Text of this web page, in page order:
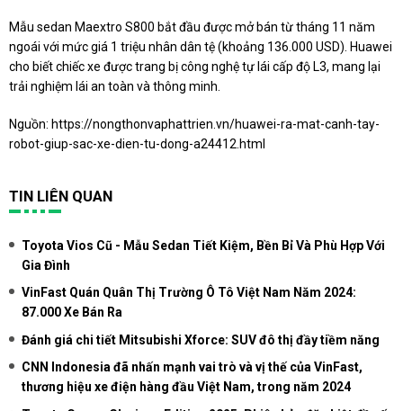
Mẫu sedan Maextro S800 bắt đầu được mở bán từ tháng 11 năm
ngoái với mức giá 1 triệu nhân dân tệ (khoảng 136.000 USD). Huawei
cho biết chiếc xe được trang bị công nghệ tự lái cấp độ L3, mang lại
trải nghiệm lái an toàn và thông minh.
Nguồn: https://nongthonvaphattrien.vn/huawei-ra-mat-canh-tay-
robot-giup-sac-xe-dien-tu-dong-a24412.html
TIN LIÊN QUAN
Toyota Vios Cũ - Mẫu Sedan Tiết Kiệm, Bền Bỉ Và Phù Hợp Với
Gia Đình
VinFast Quán Quân Thị Trường Ô Tô Việt Nam Năm 2024:
87.000 Xe Bán Ra
Đánh giá chi tiết Mitsubishi Xforce: SUV đô thị đầy tiềm năng
CNN Indonesia đã nhấn mạnh vai trò và vị thế của VinFast,
thương hiệu xe điện hàng đầu Việt Nam, trong năm 2024